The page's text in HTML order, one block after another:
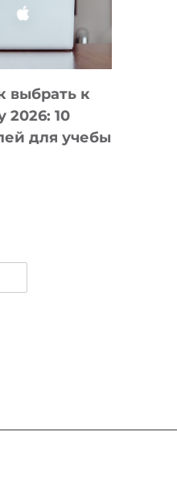
выбрать к
2026: 10
для учебы